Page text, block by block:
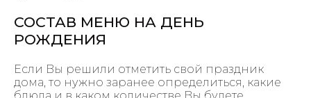
СОСТАВ МЕНЮ НА ДЕНЬ
РОЖДЕНИЯ
Если Вы решили отметить свой праздник
дома, то нужно заранее определиться, какие